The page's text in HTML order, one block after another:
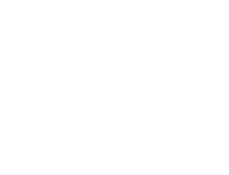
ne fait pas